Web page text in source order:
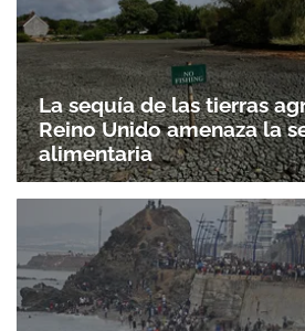
La sequía de las tierras
Reino Unido amenaza la
alimentaria